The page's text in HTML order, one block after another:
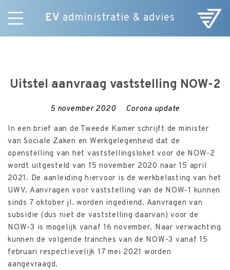
EV administratie & advies
Skip
Nieuws
Uitstel aanvraag vaststelling NOW-2
5 november 2020 Corona update
In een brief aan de Tweede Kamer schrijft de minister
van Sociale Zaken en Werkgelegenheid dat de
openstelling van het vaststellingsloket voor de NOW-2
wordt uitgesteld van 15 november 2020 naar 15 april
2021. De aanleiding hiervoor is de werkbelasting van het
UWV. Aanvragen voor vaststelling van de NOW-1 kunnen
sinds 7 oktober jl. worden ingediend. Aanvragen van
subsidie (dus niet de vaststelling daarvan) voor de
NOW-3 is mogelijk vanaf 16 november. Naar verwachting
kunnen de volgende tranches van de NOW-3 vanaf 15
februari respectievelijk 17 mei 2021 worden
aangevraagd.